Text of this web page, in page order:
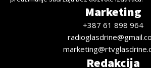
Marketing
+387 61 898 964
Redakcija